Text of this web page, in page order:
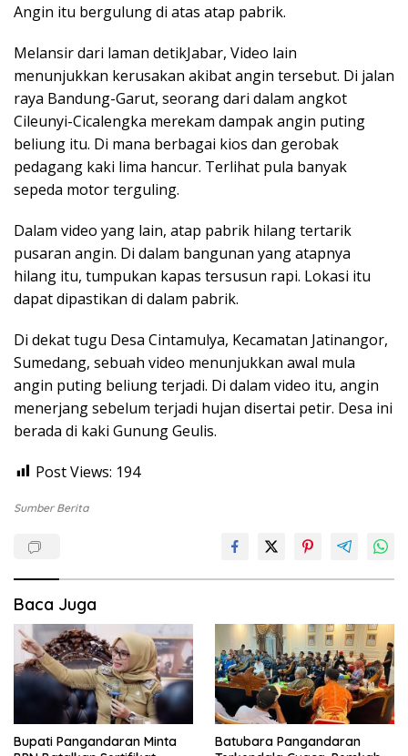
Angin itu bergulung di atas atap pabrik.
Melansir dari laman detikJabar, Video lain
menunjukkan kerusakan akibat angin tersebut. Di jalan
raya Bandung-Garut, seorang dari dalam angkot
Cileunyi-Cicalengka merekam dampak angin puting
beliung itu. Di mana berbagai kios dan gerobak
pedagang kaki lima hancur. Terlihat pula banyak
sepeda motor terguling.
Dalam video yang lain, atap pabrik hilang tertarik
pusaran angin. Di dalam bangunan yang atapnya
hilang itu, tumpukan kapas tersusun rapi. Lokasi itu
dapat dipastikan di dalam pabrik.
Di dekat tugu Desa Cintamulya, Kecamatan Jatinangor,
Sumedang, sebuah video menunjukkan awal mula
angin puting beliung terjadi. Di dalam video itu, angin
menerjang sebelum terjadi hujan disertai petir. Desa ini
berada di kaki Gunung Geulis.
Post Views: 194
Sumber Berita
Baca Juga
Bupati Pangandaran Minta
Batubara Pangandaran